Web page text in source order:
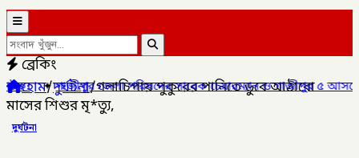
ব্রেকিং
জেলা পরিষদের সাবেক চেয়ারম্যান ও গাজীপুর ৫ আসনের সাবেক
হোম/দুর্ঘটনা/গলাচিপায় পুকুরের পানিতে ডুবে আঠারো
মাসের শিশুর মৃ*ত্যু,
দুর্ঘটনা